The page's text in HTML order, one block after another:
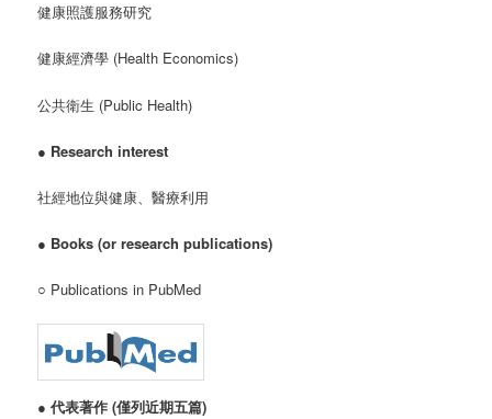
健康照護服務研究
健康經濟學 (Health Economics)
公共衛生 (Public Health)
● Research interest
社經地位與健康、醫療利用
● Books (or research publications)
○ Publications in PubMed
●代表著作 (僅列近期五篇)